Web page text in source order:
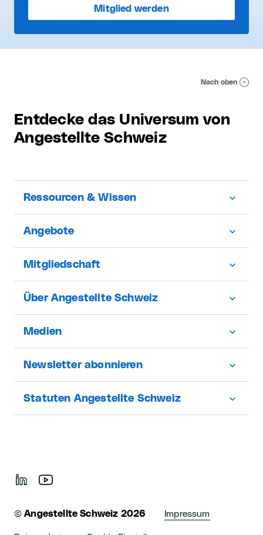
Mitglied werden
Nach oben
Entdecke das Universum von
Angestellte Schweiz
Ressourcen & Wissen
Angebote
Mitgliedschaft
Über Angestellte Schweiz
Medien
Newsletter abonnieren
Statuten Angestellte Schweiz
© Angestellte Schweiz 2026 Impressum